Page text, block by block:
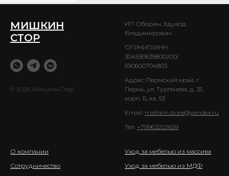
МИШКИН
СТОР
© 2026 МишкинСтор
ИП Оборин Эдуард
Владимирович
ОГРНИП/ИНН
304590635800200/
590600704803
Адрес: Пермский край, г.
Пермь, ул. Тургенева, д. 35,
корп. Б, кв. 53
Email: mishkin.store@yandex.ru
Тел. +79963252659
О компании
Сотрудничество
Уход за мебелью из массива
Уход за мебелью из МДФ